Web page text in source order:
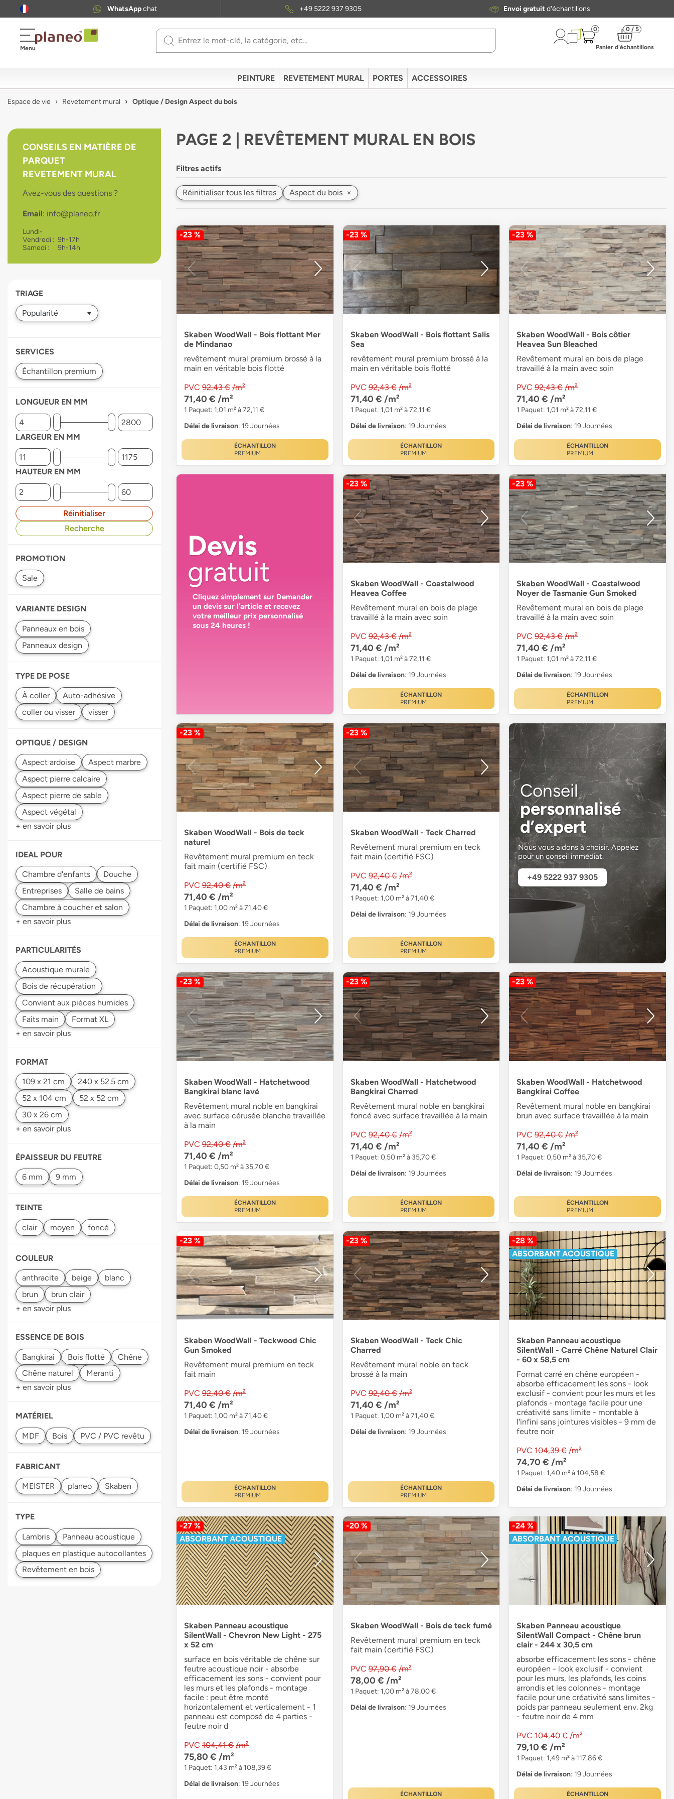
WhatsAppchat +49 5222 937 9305 Envoi gratuitd'échantillons
Menu
Use
arrows
to
Press
selected
search
Touch
devices
users
touch
swipe
gestures.
0 0 / 5
Panier d'échantillons
PEINTURE REVETEMENT MURAL PORTES ACCESSOIRES
Espace de vie Revetement mural Optique / Design Aspect du bois
CONSEILS EN MATIÈRE DE
PARQUET
REVETEMENT MURAL
Avez-vous des questions ?
Email: info@planeo.fr
Lundi-
Vendredi : 9h-17h
Samedi :
9h-14h
TRIAGE
SERVICES
LONGUEUR EN MM
LARGEUR EN MM
HAUTEUR EN MM
Réinitialiser
Recherche
PROMOTION
VARIANTE DESIGN
TYPE DE POSE
OPTIQUE / DESIGN
+ en savoir plus
IDEAL POUR
+ en savoir plus
PARTICULARITÉS
+ en savoir plus
FORMAT
+ en savoir plus
ÉPAISSEUR DU FEUTRE
TEINTE
COULEUR
+ en savoir plus
ESSENCE DE BOIS
+ en savoir plus
MATÉRIEL
FABRICANT
TYPE
PAGE 2 | REVÊTEMENT MURAL EN BOIS
Filtres actifs
Réinitialiser tous les filtres Aspect du bois ×
-23 %
Skaben WoodWall - Bois flottant Mer
de Mindanao
revêtement mural premium brossé à la
main en véritable bois flotté
PVC 92,43 € /m²
71,40 € /m²
1 Paquet: 1,01 m² à 72,11 €
Délai de livraison: 19 Journées
ÉCHANTILLON
PREMIUM
-23 %
Skaben WoodWall - Bois flottant Salis
Sea
revêtement mural premium brossé à la
main en véritable bois flotté
PVC 92,43 € /m²
71,40 € /m²
1 Paquet: 1,01 m² à 72,11 €
Délai de livraison: 19 Journées
ÉCHANTILLON
PREMIUM
-23 %
Skaben WoodWall - Bois côtier
Heavea Sun Bleached
Revêtement mural en bois de plage
travaillé à la main avec soin
PVC 92,43 € /m²
71,40 € /m²
1 Paquet: 1,01 m² à 72,11 €
Délai de livraison: 19 Journées
ÉCHANTILLON
PREMIUM
Devis
gratuit
Cliquez simplement sur Demander
un devis sur l’article et recevez
votre meilleur prix personnalisé
sous 24 heures !
-23 %
Skaben WoodWall - Coastalwood
Heavea Coffee
Revêtement mural en bois de plage
travaillé à la main avec soin
PVC 92,43 € /m²
71,40 € /m²
1 Paquet: 1,01 m² à 72,11 €
Délai de livraison: 19 Journées
ÉCHANTILLON
PREMIUM
-23 %
Skaben WoodWall - Coastalwood
Noyer de Tasmanie Gun Smoked
Revêtement mural en bois de plage
travaillé à la main avec soin
PVC 92,43 € /m²
71,40 € /m²
1 Paquet: 1,01 m² à 72,11 €
Délai de livraison: 19 Journées
ÉCHANTILLON
PREMIUM
-23 %
Skaben WoodWall - Bois de teck
naturel
Revêtement mural premium en teck
fait main (certifié FSC)
PVC 92,40 € /m²
71,40 € /m²
1 Paquet: 1,00 m² à 71,40 €
Délai de livraison: 19 Journées
ÉCHANTILLON
PREMIUM
-23 %
Skaben WoodWall - Teck Charred
Revêtement mural premium en teck
fait main (certifié FSC)
PVC 92,40 € /m²
71,40 € /m²
1 Paquet: 1,00 m² à 71,40 €
Délai de livraison: 19 Journées
ÉCHANTILLON
PREMIUM
Conseil
personnalisé
d’expert
Nous vous aidons à choisir. Appelez
pour un conseil immédiat.
+49 5222 937 9305
-23 %
Skaben WoodWall - Hatchetwood
Bangkirai blanc lavé
Revêtement mural noble en bangkirai
avec surface cérusée blanche travaillée
à la main
PVC 92,40 € /m²
71,40 € /m²
1 Paquet: 0,50 m² à 35,70 €
Délai de livraison: 19 Journées
ÉCHANTILLON
PREMIUM
-23 %
Skaben WoodWall - Hatchetwood
Bangkirai Charred
Revêtement mural noble en bangkirai
foncé avec surface travaillée à la main
PVC 92,40 € /m²
71,40 € /m²
1 Paquet: 0,50 m² à 35,70 €
Délai de livraison: 19 Journées
ÉCHANTILLON
PREMIUM
-23 %
Skaben WoodWall - Hatchetwood
Bangkirai Coffee
Revêtement mural noble en bangkirai
brun avec surface travaillée à la main
PVC 92,40 € /m²
71,40 € /m²
1 Paquet: 0,50 m² à 35,70 €
Délai de livraison: 19 Journées
ÉCHANTILLON
PREMIUM
-23 %
Skaben WoodWall - Teckwood Chic
Gun Smoked
Revêtement mural premium en teck
fait main
PVC 92,40 € /m²
71,40 € /m²
1 Paquet: 1,00 m² à 71,40 €
Délai de livraison: 19 Journées
ÉCHANTILLON
PREMIUM
-23 %
Skaben WoodWall - Teck Chic
Charred
Revêtement mural noble en teck
brossé à la main
PVC 92,40 € /m²
71,40 € /m²
1 Paquet: 1,00 m² à 71,40 €
Délai de livraison: 19 Journées
ÉCHANTILLON
PREMIUM
-28 %
ABSORBANT ACOUSTIQUE
Skaben Panneau acoustique
SilentWall - Carré Chêne Naturel Clair
- 60 x 58,5 cm
Format carré en chêne européen -
absorbe efficacement les sons - look
exclusif - convient pour les murs et les
plafonds - montage facile pour une
créativité sans limite - montable à
l'infini sans jointures visibles - 9 mm de
feutre noir
PVC 104,39 € /m²
74,70 € /m²
1 Paquet: 1,40 m² à 104,58 €
Délai de livraison: 19 Journées
-27 %
ABSORBANT ACOUSTIQUE
Skaben Panneau acoustique
SilentWall - Chevron New Light - 275
x 52 cm
surface en bois véritable de chêne sur
feutre acoustique noir - absorbe
efficacement les sons - convient pour
les murs et les plafonds - montage
facile : peut être monté
horizontalement et verticalement - 1
panneau est composé de 4 parties -
feutre noir d
PVC 104,41 € /m²
75,80 € /m²
1 Paquet: 1,43 m² à 108,39 €
Délai de livraison: 19 Journées
-20 %
Skaben WoodWall - Bois de teck fumé
Revêtement mural premium en teck
fait main (certifié FSC)
PVC 97,90 € /m²
78,00 € /m²
1 Paquet: 1,00 m² à 78,00 €
Délai de livraison: 19 Journées
ÉCHANTILLON
-24 %
ABSORBANT ACOUSTIQUE
Skaben Panneau acoustique
SilentWall Compact - Chêne brun
clair - 244 x 30,5 cm
absorbe efficacement les sons - chêne
européen - look exclusif - convient
pour les murs, les plafonds, les coins
arrondis et les colonnes - montage
facile pour une créativité sans limites -
poids par panneau seulement env. 2kg
- feutre noir de 4 mm
PVC 104,40 € /m²
79,10 € /m²
1 Paquet: 1,49 m² à 117,86 €
Délai de livraison: 19 Journées
ÉCHANTILLON